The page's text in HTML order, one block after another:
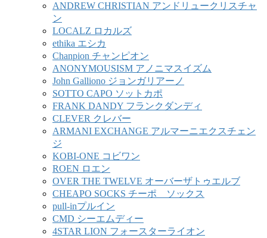
ANDREW CHRISTIAN アンドリュークリスチャ
ン
LOCALZ ロカルズ
ethika エシカ
Chanpion チャンピオン
ANONYMOUSISM アノニマスイズム
John Galliono ジョンガリアーノ
SOTTO CAPO ソットカポ
FRANK DANDY フランクダンディ
CLEVER クレバー
ARMANI EXCHANGE アルマーニエクスチェン
ジ
KOBI-ONE コビワン
ROEN ロエン
OVER THE TWELVE オーバーザトゥエルブ
CHEAPO SOCKS チーポ ソックス
pull-inプルイン
CMD シーエムディー
4STAR LION フォースターライオン